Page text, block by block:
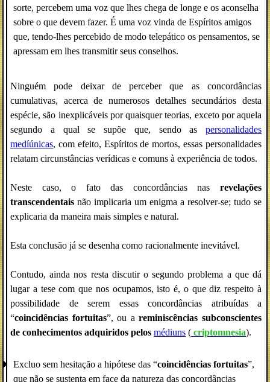
sorte, percebem uma voz que lhes chega de longe e os aconselha
sobre o que devem fazer. É uma voz vinda de Espíritos amigos
que, tendo-lhes percebido de modo telepático os pensamentos, se
apressam em lhes transmitir seus conselhos.
Ninguém pode deixar de perceber que as concordâncias
cumulativas, acerca de numerosos detalhes secundários desta
espécie, são inexplicáveis por quaisquer teorias, exceto por aquela
segundo a qual se supõe que, sendo as personalidades
medíúnicas, com efeito, Espíritos de mortos, essas personalidades
relatam circunstâncias verídicas e comuns à experiência de todos.
Neste caso, o fato das concordâncias nas revelações
transcendentais não implicaria um enigma a resolver-se; tudo se
explicaria da maneira mais simples e natural.
Esta conclusão já se desenha como racionalmente inevitável.
Contudo, ainda nos resta discutir o segundo problema a que dá
lugar a tese com que nos ocupamos, isto é, o que diz respeito à
possibilidade de serem essas concordâncias atribuídas a
“coincidências fortuitas”, ou areminiscências subconscientes
de conhecimentos adquiridos pelos médiuns ( criptomnesia).
Excluo sem hesitação a hipótese das “coincidências fortuitas”,
que não se sustenta em face da natureza das concordâncias